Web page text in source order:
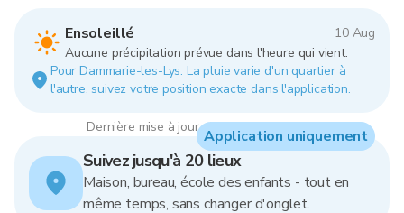
Ensoleillé
10 Aug
Aucune précipitation prévue dans l'heure qui vient.
Pour Dammarie-les-Lys. La pluie varie d'un quartier à
l'autre, suivez votre position exacte dans l'application.
Dernière mise à jour : 07:00, 10 Aug 2026
Suivez jusqu'à 20 lieux
Maison, bureau, école des enfants - tout en
même temps, sans changer d'onglet.
Application uniquement